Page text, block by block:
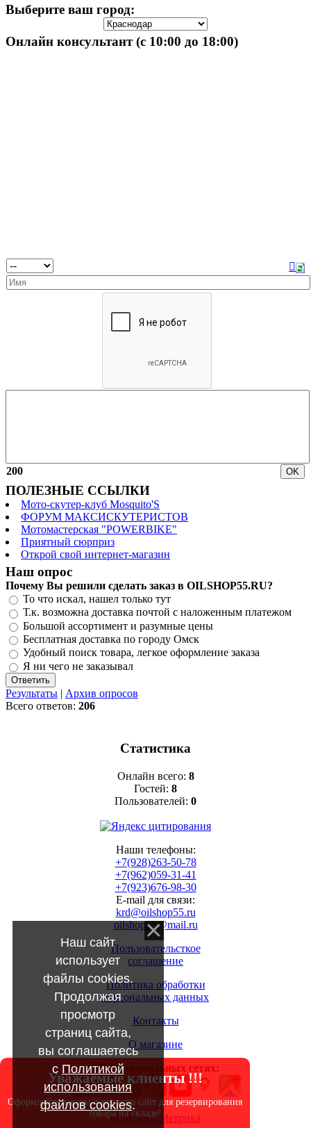
Выберите ваш город:
Онлайн консультант (с 10:00 до 18:00)
200
ПОЛЕЗНЫЕ ССЫЛКИ
Мото-скутер-клуб Mosquito'S
ФОРУМ МАКСИСКУТЕРИСТОВ
Мотомастерская "POWERBIKE"
Приятный сюрприз
Открой свой интернет-магазин
Наш опрос
Почему Вы решили сделать заказ в OILSHOP55.RU?
То что искал, нашел только тут
Т.к. возможна доставка почтой с наложенным платежом
Большой ассортимент и разумные цены
Бесплатная доставка по городу Омск
Удобный поиск товара, легкое оформление заказа
Я ни чего не заказывал
Результаты | Архив опросов
Всего ответов: 206
Статистика
Онлайн всего: 8
Гостей: 8
Пользователей: 0
Наши телефоны:
+7(928)263-50-78
+7(962)059-31-41
+7(923)676-98-30
E-mail для связи:
krd@oilshop55.ru
oilshop55@mail.ru
Пользовательсткое
соглашение
Политика обработки
персональных данных
Контакты
О магазине
МЫ в социальных сетях:
Уважаемые клиенты !!!
Оформляйте заказы через наш сайт для резервирования
товара на складе!
Наш сайт
использует
файлы cookies.
Продолжая
просмотр
страниц сайта,
вы соглашаетесь
с Политикой
использования
файлов cookies.